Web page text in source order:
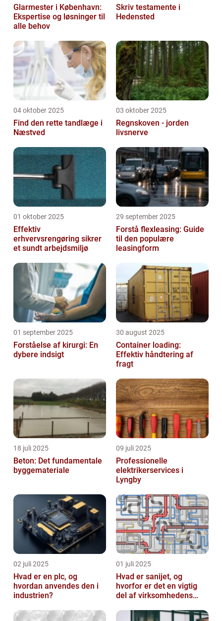
Glarmester i København:
Ekspertise og løsninger til
alle behov
Skriv testamente i
Hedensted
04 oktober 2025
Find den rette tandlæge i
Næstved
03 oktober 2025
Regnskoven - jorden
livsnerve
01 oktober 2025
Effektiv
erhvervsrengøring sikrer
et sundt arbejdsmiljø
29 september 2025
Forstå flexleasing: Guide
til den populære
leasingform
01 september 2025
Forståelse af kirurgi: En
dybere indsigt
30 august 2025
Container loading:
Effektiv håndtering af
fragt
18 juli 2025
Beton: Det fundamentale
byggemateriale
09 juli 2025
Professionelle
elektrikerservices i
Lyngby
02 juli 2025
Hvad er en plc, og
hvordan anvendes den i
industrien?
01 juli 2025
Hvad er sanijet, og
hvorfor er det en vigtig
del af virksomhedens